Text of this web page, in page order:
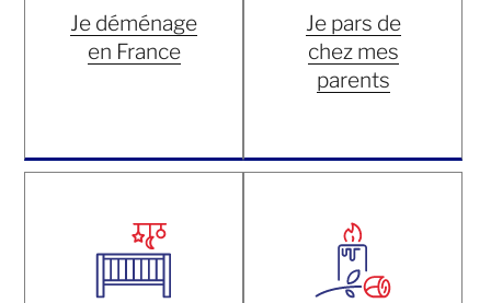
Je déménage
en France
Je pars de
chez mes
parents